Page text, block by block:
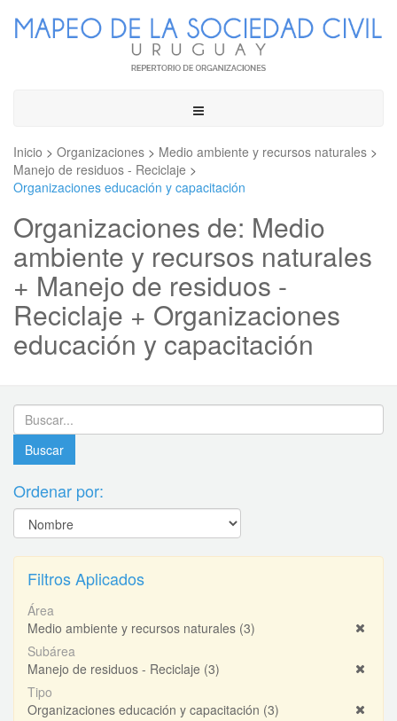
Toggle
Inicio > Organizaciones > Medio ambiente y recursos naturales >
Manejo de residuos - Reciclaje >
Organizaciones educación y capacitación
Organizaciones de: Medio
ambiente y recursos naturales
+ Manejo de residuos -
Reciclaje + Organizaciones
educación y capacitación
Ordenar por:
Filtros Aplicados
Área
Medio ambiente y recursos naturales (3)
Subárea
Manejo de residuos - Reciclaje (3)
Tipo
Organizaciones educación y capacitación (3)